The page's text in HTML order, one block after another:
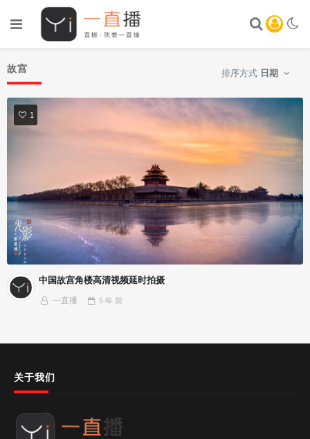
故宫 排序方式 日期
1
中国故宫角楼高清视频延时拍摄
一直播 5 年 前
关于我们